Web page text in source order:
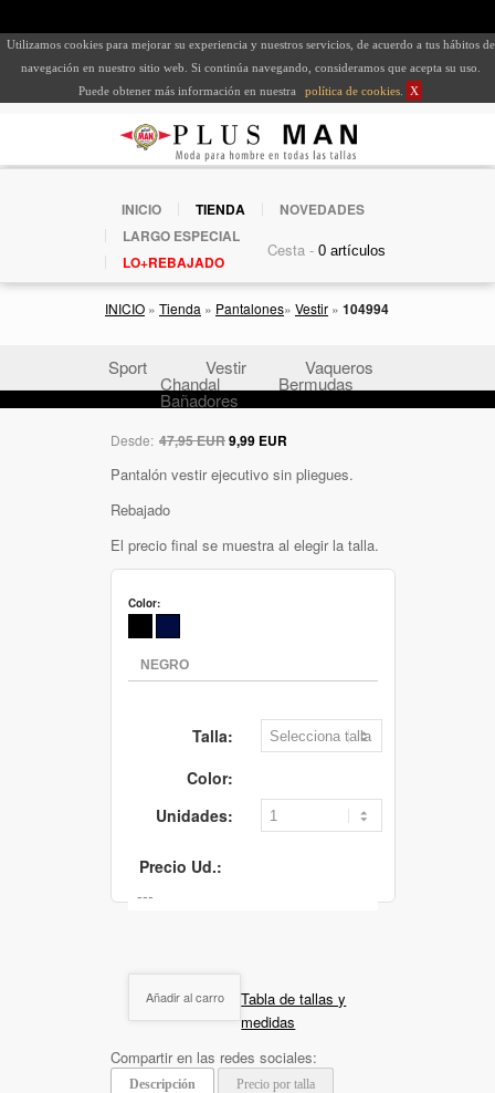
Utilizamos cookies para mejorar su experiencia y nuestros servicios, de acuerdo a tus hábitos de
navegación en nuestro sitio web. Si continúa navegando, consideramos que acepta su uso.
Puede obtener más información en nuestra
política de cookies X
INICIO TIENDA
NOVEDADES
LARGO ESPECIAL
LO+REBAJADO
Cesta -
INICIO » Tienda » Pantalones» Vestir » 104994
Sport Vestir Vaqueros
Chandal Bermudas
Bañadores
Desde: 47,95 EUR9,99 EUR
Pantalón vestir ejecutivo sin pliegues.
Rebajado
El precio final se muestra al elegir la talla.
Color:
Talla:
Color:
Unidades:
Precio Ud.:
Añadir al carro
Tabla de tallas y
medidas
Compartir en las redes sociales:
Descripción Precio por talla